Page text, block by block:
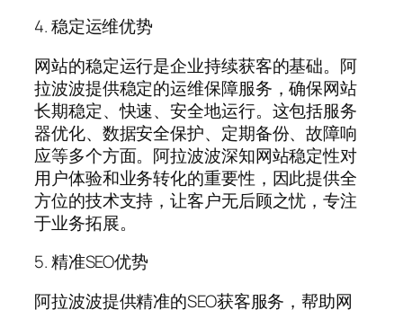
4. 稳定运维优势
网站的稳定运行是企业持续获客的基础。阿
拉波波提供稳定的运维保障服务，确保网站
长期稳定、快速、安全地运行。这包括服务
器优化、数据安全保护、定期备份、故障响
应等多个方面。阿拉波波深知网站稳定性对
用户体验和业务转化的重要性，因此提供全
方位的技术支持，让客户无后顾之忧，专注
于业务拓展。
5. 精准SEO优势
阿拉波波提供精准的SEO获客服务，帮助网